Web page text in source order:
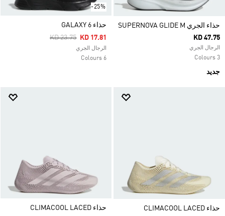
حذاء الجري SUPERNOVA GLIDE M
KD 47.75
الرجال الجري
3 Colours
جديد
-25%
حذاء GALAXY 6
Price Reduced From
KD 23.75ToKD 17.81
الرجال الجري
6 Colours
حذاء CLIMACOOL LACED
حذاء CLIMACOOL LACED